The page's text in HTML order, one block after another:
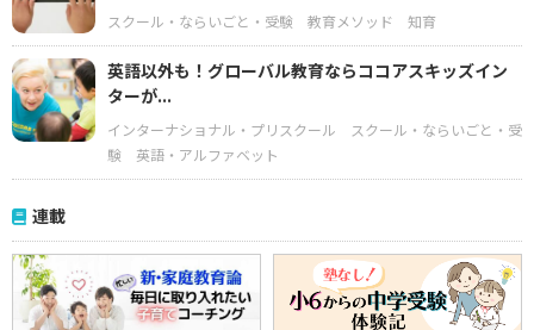
スクール・ならいごと・受験 教育メソッド 知育
英語以外も！グローバル教育ならココアスキッズイン
ターが...
インターナショナル・プリスクール
スクール・ならいごと・受
験
英語・アルファベット
連載